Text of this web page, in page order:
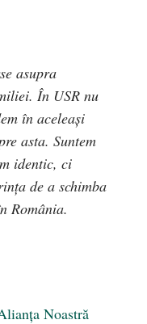
asupra
În USR nu
în aceleași
asta. Suntem
identic, ci
de a schimba
România.
Noastră